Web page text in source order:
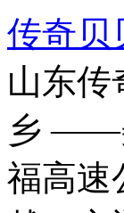
传奇贝
山东传
乡 ——
福高速